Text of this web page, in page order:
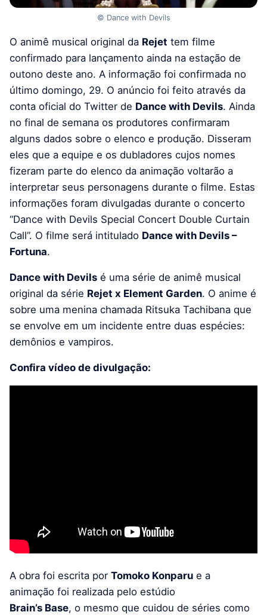
© Dance with Devils
O animê musical original da Rejet tem filme
confirmado para lançamento ainda na estação de
outono deste ano. A informação foi confirmada no
último domingo, 29. O anúncio foi feito através da
conta oficial do Twitter de Dance with Devils. Ainda
no final de semana os produtores confirmaram
alguns dados sobre o elenco e produção. Disseram
eles que a equipe e os dubladores cujos nomes
fizeram parte do elenco da animação voltarão a
interpretar seus personagens durante o filme. Estas
informações foram divulgadas durante o concerto
“Dance with Devils Special Concert Double Curtain
Call”. O filme será intitulado Dance with Devils –
Fortuna.
Dance with Devils é uma série de animê musical
original da série Rejet x Element Garden. O anime é
sobre uma menina chamada Ritsuka Tachibana que
se envolve em um incidente entre duas espécies:
demônios e vampiros.
Confira vídeo de divulgação:
A obra foi escrita por Tomoko Konparu e a
animação foi realizada pelo estúdio
Brain’s Base, o mesmo que cuidou de séries como